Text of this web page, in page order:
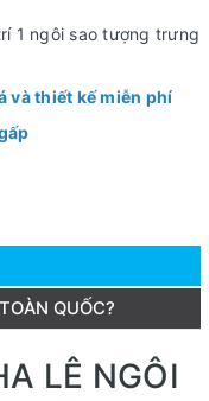
1 ngôi sao tượng trưng
và thiết kế miễn phí
QUỐC?
LÊ NGÔI